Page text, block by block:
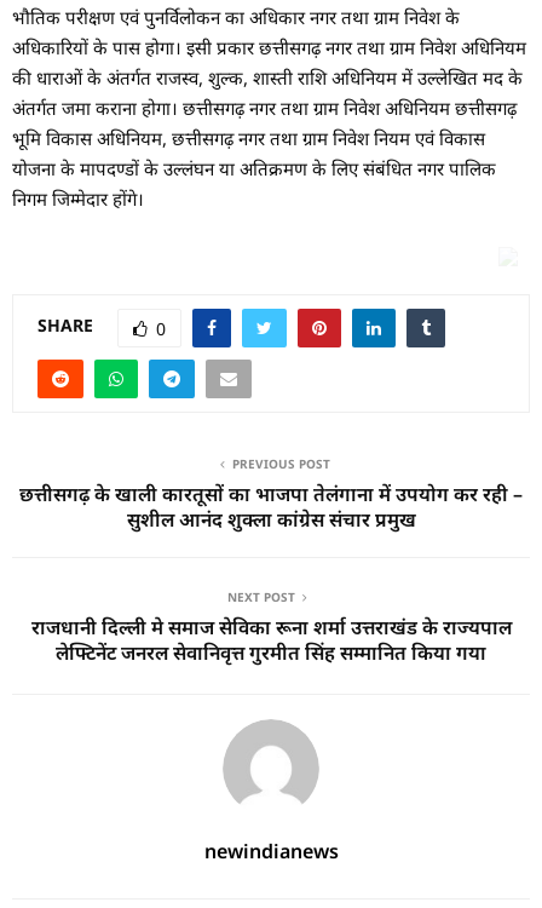
भौतिक परीक्षण एवं पुनर्विलोकन का अधिकार नगर तथा ग्राम निवेश के
अधिकारियों के पास होगा। इसी प्रकार छत्तीसगढ़ नगर तथा ग्राम निवेश अधिनियम
की धाराओं के अंतर्गत राजस्व, शुल्क, शास्ती राशि अधिनियम में उल्लेखित मद के
अंतर्गत जमा कराना होगा। छत्तीसगढ़ नगर तथा ग्राम निवेश अधिनियम छत्तीसगढ़
भूमि विकास अधिनियम, छत्तीसगढ़ नगर तथा ग्राम निवेश नियम एवं विकास
योजना के मापदण्डों के उल्लंघन या अतिक्रमण के लिए संबंधित नगर पालिक
निगम जिम्मेदार होंगे।
SHARE 0
PREVIOUS POST
छत्तीसगढ़ के खाली कारतूसों का भाजपा तेलंगाना में उपयोग कर रही –
सुशील आनंद शुक्ला कांग्रेस संचार प्रमुख
NEXT POST
राजधानी दिल्ली मे समाज सेविका रूना शर्मा उत्तराखंड के राज्यपाल
लेफ्टिनेंट जनरल सेवानिवृत्त गुरमीत सिंह सम्मानित किया गया
newindianews